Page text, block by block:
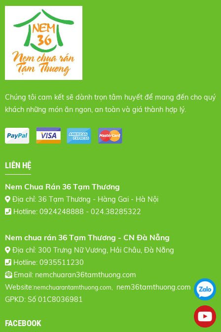
Chúng tôi cam kết sẽ dành trọn tâm huyết để mang đến cho quý
khách những món ăn ngon, an toàn và giá thành hợp lý.
LIÊN HỆ
Nem Chua Rán 36 Tạm Thương
Địa chỉ: 36 Tạm Thương - Hàng Gai - Hà Nội
Hotline: 0924248888 - 024.38285322
Nem chua rán 36 Tạm Thương - CN Đà Nẵng
Địa chỉ: 300 Trưng Nữ Vương, Hải Châu, Đà Nẵng
Hotline: 0935511230
Email: nemchuaran36tamthuong.com
Website:nemchuarantamthuong.com,
nem36tamthuong.com
GPKD: Số 01C8036981
FACEBOOK